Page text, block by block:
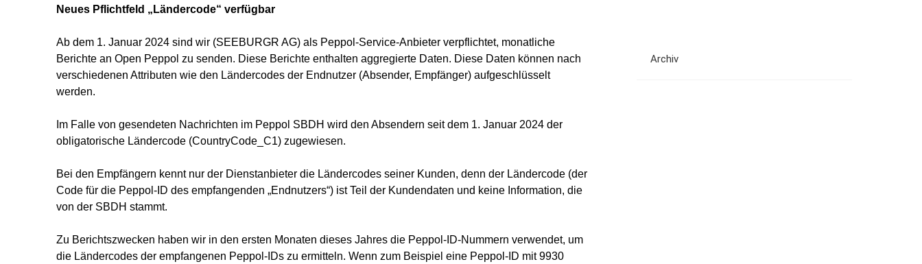
Neues Pflichtfeld „Ländercode“ verfügbar
Ab dem 1. Januar 2024 sind wir (SEEBURGR AG) als Peppol-Service-Anbieter verpflichtet, monatliche
Berichte an Open Peppol zu senden. Diese Berichte enthalten aggregierte Daten. Diese Daten können nach
verschiedenen Attributen wie den Ländercodes der Endnutzer (Absender, Empfänger) aufgeschlüsselt
werden.
Im Falle von gesendeten Nachrichten im Peppol SBDH wird den Absendern seit dem 1. Januar 2024 der
obligatorische Ländercode (CountryCode_C1) zugewiesen.
Bei den Empfängern kennt nur der Dienstanbieter die Ländercodes seiner Kunden, denn der Ländercode (der
Code für die Peppol-ID des empfangenden „Endnutzers“) ist Teil der Kundendaten und keine Information, die
von der SBDH stammt.
Zu Berichtszwecken haben wir in den ersten Monaten dieses Jahres die Peppol-ID-Nummern verwendet, um
die Ländercodes der empfangenen Peppol-IDs zu ermitteln. Wenn zum Beispiel eine Peppol-ID mit 9930
Archiv